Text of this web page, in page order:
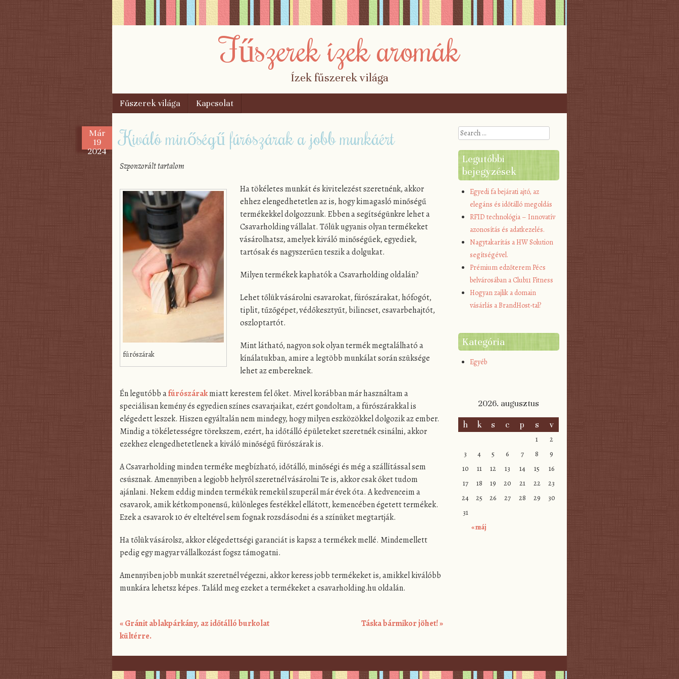
Fűszerek ízek aromák
Ízek fűszerek világa
Menu
Skip to content
Fűszerek világa Kapcsolat
Már
19
2024
Kiváló minőségű fúrószárak a jobb munkáért
Szponzorált tartalom
fúrószárak
Ha tökéletes munkát és kivitelezést szeretnénk, akkor
ehhez elengedhetetlen az is, hogy kimagasló minőségű
termékekkel dolgozzunk. Ebben a segítségünkre lehet a
Csavarholding vállalat. Tőlük ugyanis olyan termékeket
vásárolhatsz, amelyek kiváló minőségűek, egyediek,
tartósak és nagyszerűen teszik a dolgukat.
Milyen termékek kaphatók a Csavarholding oldalán?
Lehet tőlük vásárolni csavarokat, fúrószárakat, hófogót,
tiplit, tűzőgépet, védőkesztyűt, bilincset, csavarbehajtót,
oszloptartót.
Mint látható, nagyon sok olyan termék megtalálható a
kínálatukban, amire a legtöbb munkálat során szüksége
lehet az embereknek.
Én legutóbb afúrószárakmiatt kerestem fel őket. Mivel korábban már használtam a
speciálisan kemény és egyedien színes csavarjaikat, ezért gondoltam, a fúrószárakkal is
elégedett leszek. Hiszen egyáltalán nem mindegy, hogy milyen eszközökkel dolgozik az ember.
Mindig a tökéletességre törekszem, ezért, ha időtálló épületeket szeretnék csinálni, akkor
ezekhez elengedhetetlenek a kiváló minőségű fúrószárak is.
A Csavarholding minden terméke megbízható, időtálló, minőségi és még a szállítással sem
csúsznak. Amennyiben a legjobb helyről szeretnél vásárolni Te is, akkor csak őket tudom
ajánlani. Nekem eddig minden termékük remekül szuperál már évek óta. A kedvenceim a
csavarok, amik kétkomponensű, különleges festékkel ellátott, kemencében égetett termékek.
Ezek a csavarok 10 év elteltével sem fognak rozsdásodni és a színüket megtartják.
Ha tőlük vásárolsz, akkor elégedettségi garanciát is kapsz a termékek mellé. Mindemellett
pedig egy magyar vállalkozást fogsz támogatni.
Amennyiben jobb munkát szeretnél végezni, akkor keress jobb termékeket is, amikkel kiválóbb
munkára lehetsz képes. Találd meg ezeket a termékeket a csavarholding.hu oldalán.
Post navigation
«Gránit ablakpárkány, az időtálló burkolat
kültérre.
Táska bármikor jöhet!»
Search
Legutóbbi
bejegyzések
Egyedi fa bejárati ajtó, az
elegáns és időtálló megoldás
RFID technológia – Innovatív
azonosítás és adatkezelés.
Nagytakarítás a HW Solution
segítségével.
Prémium edzőterem Pécs
belvárosában a Club11 Fitness
Hogyan zajlik a domain
vásárlás a BrandHost-tal?
Kategória
Egyéb
2026. augusztus
h
k s c p s v
« máj
1
2
3
4 5 6 7 8
9
10
11 12 13 14 15
16
17
18 19 20 21 22
23
24
25 26 27 28 29
30
31